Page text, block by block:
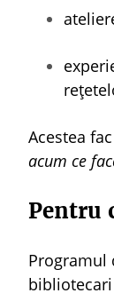
Acestea
acum ce
Pentru
Programul